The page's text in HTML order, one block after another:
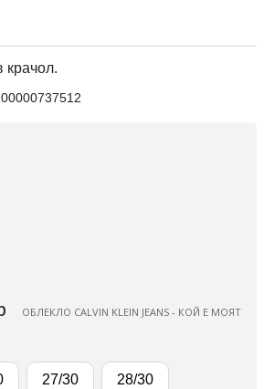
крачол.
ОБЛЕКЛО CALVIN KLEIN JEANS - КОЙ Е МОЯТ
27/30 28/30